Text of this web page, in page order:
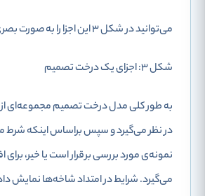
می‌توانید در شکل 3 این اجزا را به صورت بصری مشاهده کنید.
شکل 3: اجزای یک درخت تصمیم
به طور کلی مدل درخت تصمیم مجموعه‌ای از
در نظر می‌گیرد و سپس براساس اینکه شرط
نمونه‌ی مورد بررسی برقرار است یا خیر، برای
می‌گیرد. شرایط در امتداد شاخه‌ها نمایش